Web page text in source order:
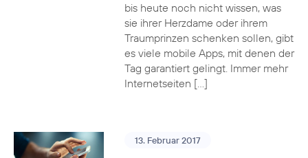
bis heute noch nicht wissen, was
sie ihrer Herzdame oder ihrem
Traumprinzen schenken sollen, gibt
es viele mobile Apps, mit denen der
Tag garantiert gelingt. Immer mehr
Internetseiten […]
13. Februar 2017